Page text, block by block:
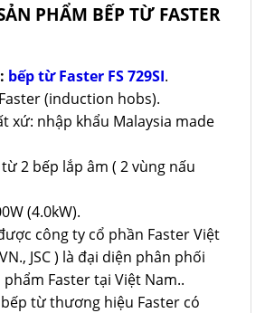
PHẨM BẾP TỪ FASTER
bếp từ Faster FS 729SI.
(induction hobs).
xứ: nhập khẩu Malaysia made
2 bếp lắp âm ( 2 vùng nấu
(4.0kW).
công ty cổ phần Faster Việt
JSC ) là đại diện phân phối
Faster tại Việt Nam..
từ thương hiệu Faster có